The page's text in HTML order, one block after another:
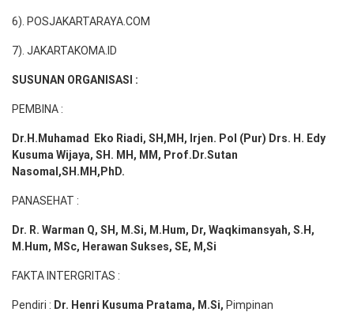
6). POSJAKARTARAYA.COM
7). JAKARTAKOMA.ID
SUSUNAN ORGANISASI :
PEMBINA :
Dr.H.Muhamad Eko Riadi, SH,MH, Irjen. Pol (Pur) Drs. H. Edy
Kusuma Wijaya, SH. MH, MM, Prof.Dr.Sutan
Nasomal,SH.MH,PhD.
PANASEHAT :
Dr. R. Warman Q, SH, M.Si, M.Hum, Dr, Waqkimansyah, S.H,
M.Hum, MSc, Herawan Sukses, SE, M,Si
FAKTA INTERGRITAS :
Pendiri : Dr. Henri Kusuma Pratama, M.Si, Pimpinan